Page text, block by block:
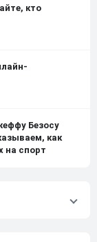
кто
Безосу
как
на спорт